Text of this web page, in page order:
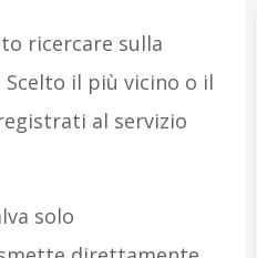
ricercare sulla
il più vicino o il
al servizio
solo